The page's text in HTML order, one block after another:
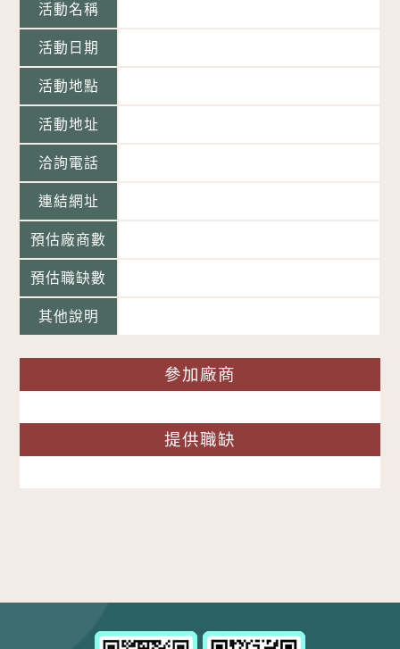
活動名稱
活動日期
活動地點
活動地址
洽詢電話
連結網址
預估廠商數
預估職缺數
其他說明
參加廠商
提供職缺